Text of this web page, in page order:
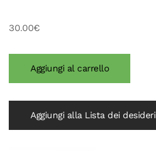
30.00€
Aggiungi alla Lista dei desideri